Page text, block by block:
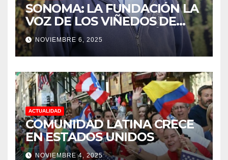
SONOMA: LA FUNDACIÓN LA
VOZ DE LOS VIÑEDOS DE
SONOMA, RECONOCIÓ A LOS
TRABAJADORES DEL MES DE
FEBRERO POR SU GRAN
TRABAJO EN LA PODA DE
UVAS
NOVIEMBRE 6, 2025
ACTUALIDAD
COMUNIDAD LATINA CRECE
EN ESTADOS UNIDOS
NOVIEMBRE 4, 2025